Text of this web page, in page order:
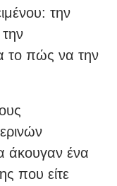
την
το πώς να την
άκουγαν ένα
που είτε